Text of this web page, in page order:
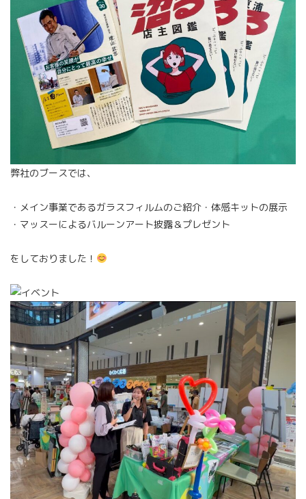
弊社のブースでは、
・メイン事業であるガラスフィルムのご紹介・体感キットの展示
・マッスーによるバルーンアート披露＆プレゼント
をしておりました！